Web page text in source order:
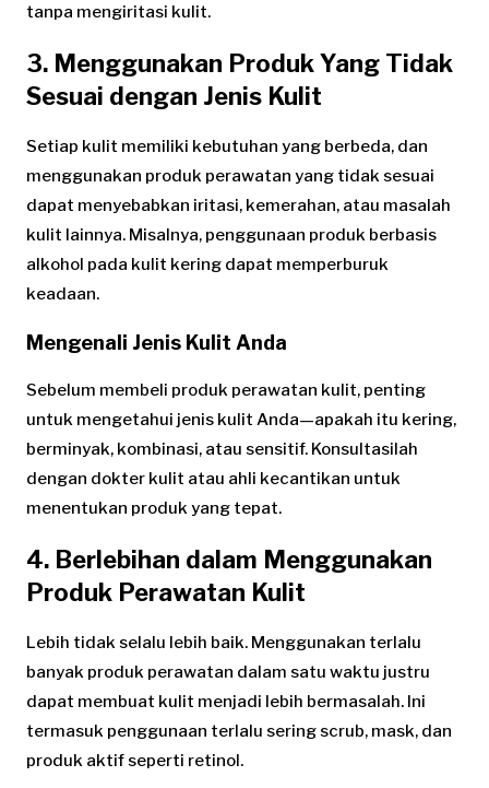
tanpa mengiritasi kulit.
3. Menggunakan Produk Yang Tidak
Sesuai dengan Jenis Kulit
Setiap kulit memiliki kebutuhan yang berbeda, dan
menggunakan produk perawatan yang tidak sesuai
dapat menyebabkan iritasi, kemerahan, atau masalah
kulit lainnya. Misalnya, penggunaan produk berbasis
alkohol pada kulit kering dapat memperburuk
keadaan.
Mengenali Jenis Kulit Anda
Sebelum membeli produk perawatan kulit, penting
untuk mengetahui jenis kulit Anda—apakah itu kering,
berminyak, kombinasi, atau sensitif. Konsultasilah
dengan dokter kulit atau ahli kecantikan untuk
menentukan produk yang tepat.
4. Berlebihan dalam Menggunakan
Produk Perawatan Kulit
Lebih tidak selalu lebih baik. Menggunakan terlalu
banyak produk perawatan dalam satu waktu justru
dapat membuat kulit menjadi lebih bermasalah. Ini
termasuk penggunaan terlalu sering scrub, mask, dan
produk aktif seperti retinol.